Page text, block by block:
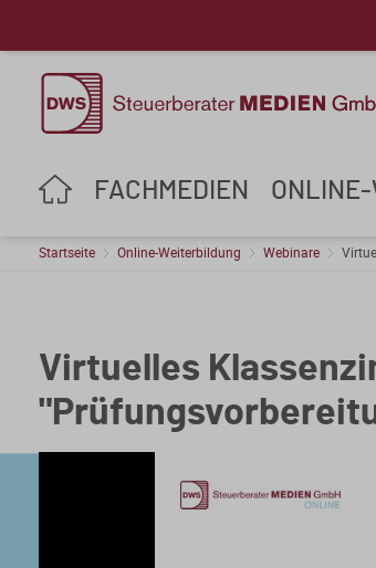
FACHMEDIEN
Startseite Online-Weiterbildung Webinare
Virtuelles